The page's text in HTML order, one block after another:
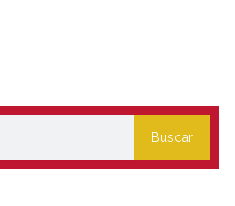
Buscar